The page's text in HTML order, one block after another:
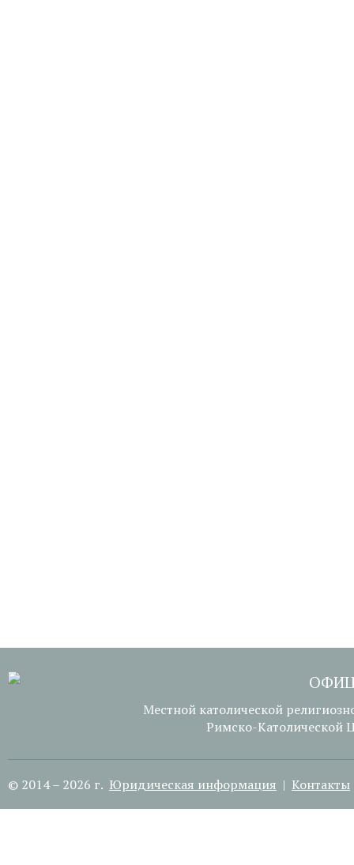
Местной католической
Римско-Католической
© 2014 – 2026 г. Юридическая информация | Контакты